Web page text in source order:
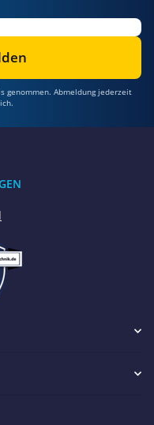
genommen. Abmeldung jederzeit